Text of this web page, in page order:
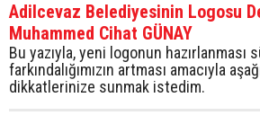
Adilcevaz Belediyesinin Logosu
Muhammed Cihat GÜNAY
Bu yazıyla, yeni logonun hazırlanması
farkındalığımızın artması amacıyla
dikkatlerinize sunmak istedim.